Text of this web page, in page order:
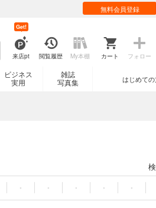
無料会員登録
来店pt
Get!
閲覧履歴 My本棚 カート フォロー
ビジネス
実用
雑誌
写真集
はじめて
・ ・ ・ ・ ・